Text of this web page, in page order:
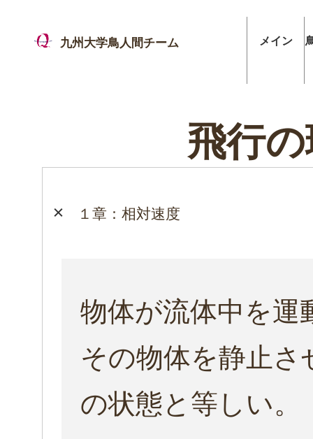
九州大学鳥人間チーム メイン
飛行
１章：相対速度
物体が流体中を運
その物体を静止
の状態と等しい。